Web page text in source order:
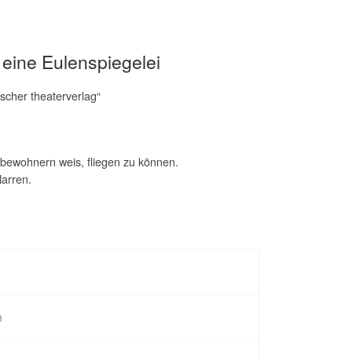
Eulenspiegelei
theaterverlag“
weis, fliegen zu können.